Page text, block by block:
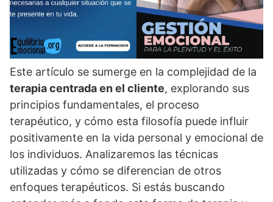
Este artí­culo se sumerge en la complejidad de la
terapia centrada en el cliente, explorando sus
principios fundamentales, el proceso
terapéutico, y cómo esta filosofí­a puede influir
positivamente en la vida personal y emocional de
los individuos. Analizaremos las técnicas
utilizadas y cómo se diferencian de otros
enfoques terapéuticos. Si estás buscando